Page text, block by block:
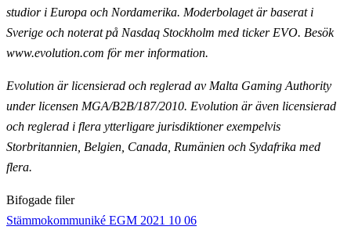
studior i Europa och Nordamerika. Moderbolaget är baserat i
Sverige och noterat på Nasdaq Stockholm med ticker EVO. Besök
www.evolution.com för mer information.
Evolution är licensierad och reglerad av Malta Gaming Authority
under licensen MGA/B2B/187/2010. Evolution är även licensierad
och reglerad i flera ytterligare jurisdiktioner exempelvis
Storbritannien, Belgien, Canada, Rumänien och Sydafrika med
flera.
Bifogade filer
Stämmokommuniké EGM 2021 10 06